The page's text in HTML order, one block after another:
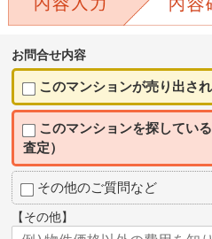
お問合せ内容
このマンションが売り出さ
このマンションを探してい
査定）
その他のご質問など
【その他】